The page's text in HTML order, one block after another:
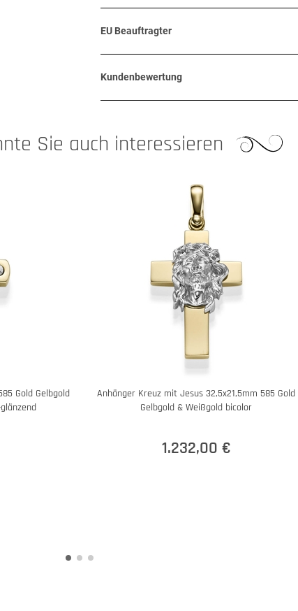
EU Beauftragter
Kundenbewertung
Sie auch interessieren
Gold Gelbgold
Anhänger Kreuz mit Jesus 32,5x21,5mm 585 Gold
Gelbgold & Weißgold bicolor
1.232,00 €